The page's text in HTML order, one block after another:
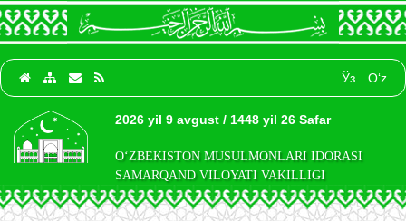
Ўз O‘z
2026 yil 9 avgust / 1448 yil 26 Safar
O‘ZBEKISTON MUSULMONLARI IDORASI
SAMARQAND VILOYATI VAKILLIGI